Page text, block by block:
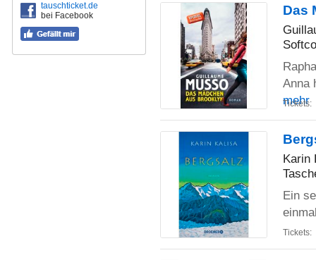
tauschticket.de
bei Facebook
Das
Anna
mehr
Tickets:
Karin
Ein
Tickets: